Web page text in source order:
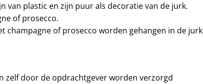
van plastic en zijn puur als decoratie van de jurk.
of prosecco.
champagne of prosecco worden gehangen in de jurk
zelf door de opdrachtgever worden verzorgd